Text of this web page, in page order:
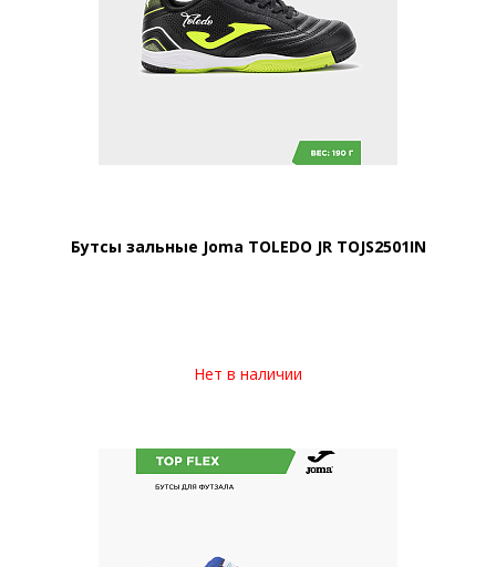
Бутсы зальные Joma TOLEDO JR TOJS2501IN
Нет в наличии